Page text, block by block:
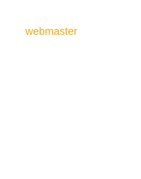
webmaster